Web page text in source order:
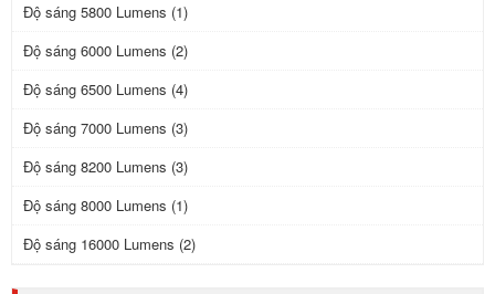
Độ sáng 5800 Lumens (1)
Độ sáng 6000 Lumens (2)
Độ sáng 6500 Lumens (4)
Độ sáng 7000 Lumens (3)
Độ sáng 8200 Lumens (3)
Độ sáng 8000 Lumens (1)
Độ sáng 16000 Lumens (2)